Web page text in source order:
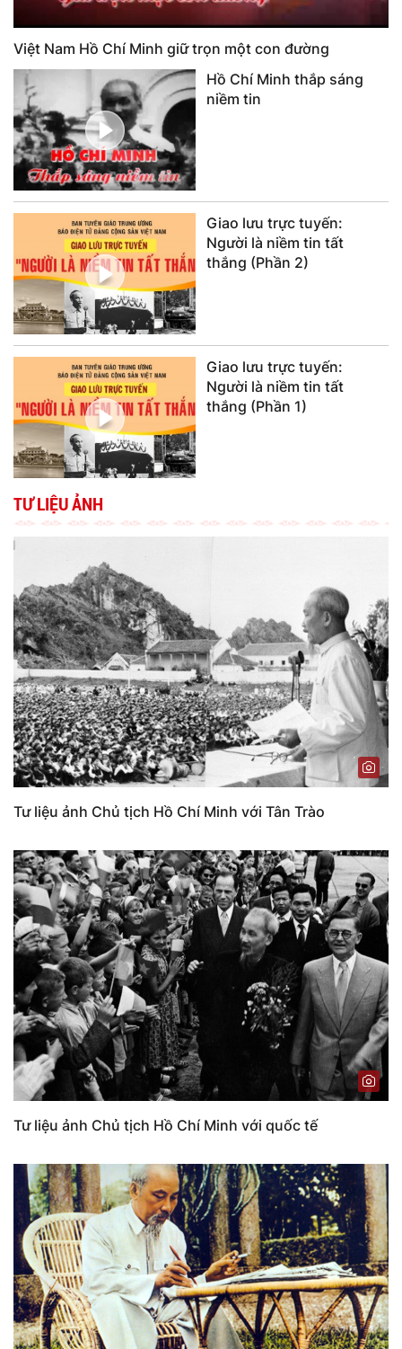
Việt Nam Hồ Chí Minh giữ trọn một con đường
Hồ Chí Minh thắp sáng
niềm tin
Giao lưu trực tuyến:
Người là niềm tin tất
thắng (Phần 2)
Giao lưu trực tuyến:
Người là niềm tin tất
thắng (Phần 1)
TƯ LIỆU ẢNH
Tư liệu ảnh Chủ tịch Hồ Chí Minh với Tân Trào
Tư liệu ảnh Chủ tịch Hồ Chí Minh với quốc tế